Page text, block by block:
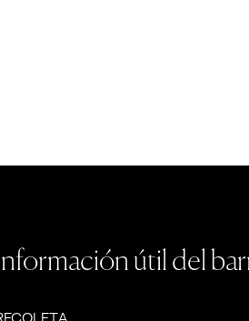
útil del